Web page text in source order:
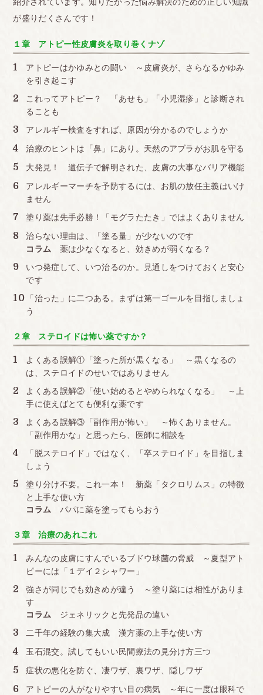
が盛りだくさんです！
１章 アトピー性皮膚炎を取り巻くナゾ
アトピーはかゆみとの闘い ～皮膚炎が、さらなるかゆみ
を引き起こす
これってアトピー？ 「あせも」「小児湿疹」と診断され
ることも
アレルギー検査をすれば、原因が分かるのでしょうか
治療のヒントは「鼻」にあり。天然のアブラがお肌を守る
大発見！ 遺伝子で解明された、皮膚の大事なバリア機能
アレルギーマーチを予防するには、お肌の放任主義はいけ
ません
塗り薬は先手必勝！「モグラたたき」ではよくありません
治らない理由は、「塗る量」が少ないのです
コラム 薬は少なくなると、効きめが弱くなる？
いつ発症して、いつ治るのか。見通しをつけておくと安心
です
「治った」に二つある。まずは第一ゴールを目指しましょ
う
２章 ステロイドは怖い薬ですか？
よくある誤解①「塗った所が黒くなる」 ～黒くなるの
は、ステロイドのせいではありません
よくある誤解②「使い始めるとやめられなくなる」 ～上
手に使えばとても便利な薬です
よくある誤解③「副作用が怖い」 ～怖くありません。
「副作用かな」と思ったら、医師に相談を
「脱ステロイド」ではなく、「卒ステロイド」を目指しま
しょう
塗り分け不要。これ一本！ 新薬「タクロリムス」の特徴
と上手な使い方
コラム パパに薬を塗ってもらおう
３章 治療のあれこれ
みんなの皮膚にすんでいるブドウ球菌の脅威 ～夏型アト
ピーには「１デイ２シャワー」
強さが同じでも効きめが違う ～塗り薬には相性がありま
す
コラム ジェネリックと先発品の違い
二千年の経験の集大成 漢方薬の上手な使い方
玉石混交。試してもいい民間療法の見分け方三つ
症状の悪化を防ぐ、凄ワザ、裏ワザ、隠しワザ
アトピーの人がなりやすい目の病気 ～年に一度は眼科で